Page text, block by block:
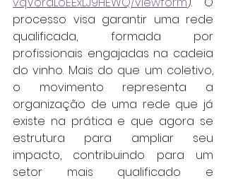
processo visa garantir uma rede
qualificada, formada por
profissionais engajadas na cadeia
do vinho. Mais do que um coletivo,
o movimento representa a
organização de uma rede que já
existe na prática e que agora se
estrutura para ampliar seu
impacto, contribuindo para um
setor mais qualificado e